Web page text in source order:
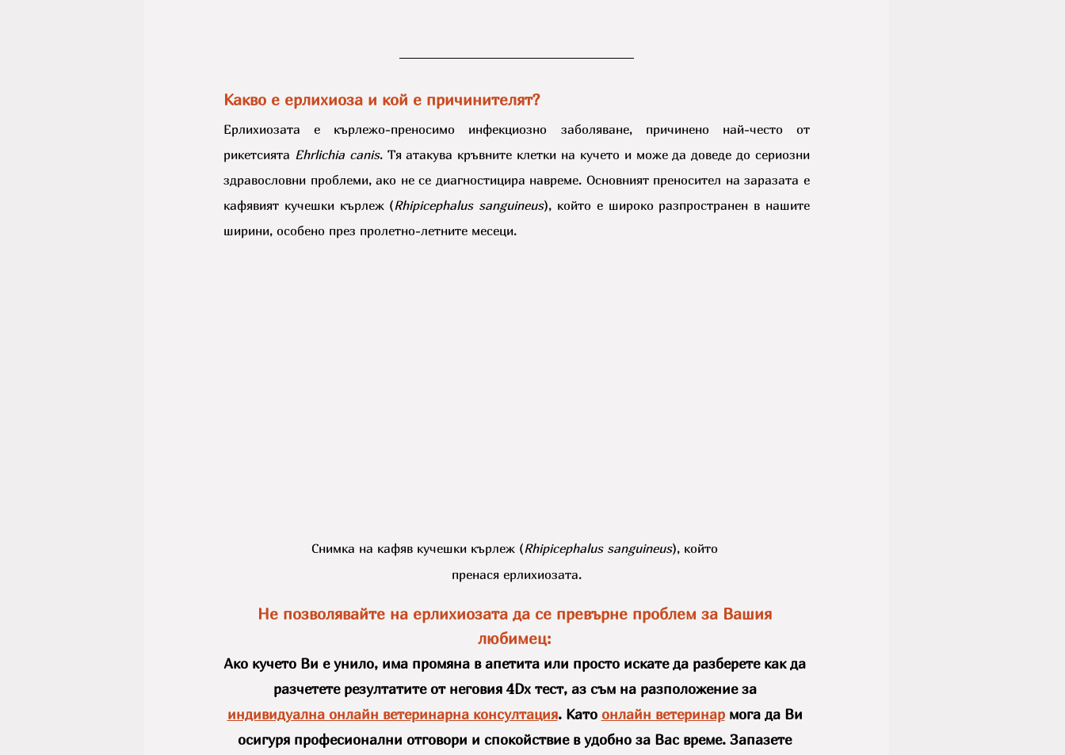
Какво е ерлихиоза и кой е причинителят?
Ерлихиозата е кърлежо-преносимо инфекциозно заболяване, причинено най-често от
рикетсията Ehrlichia canis. Тя атакува кръвните клетки на кучето и може да доведе до сериозни
здравословни проблеми, ако не се диагностицира навреме. Основният преносител на заразата е
кафявият кучешки кърлеж (Rhipicephalus sanguineus), който е широко разпространен в нашите
ширини, особено през пролетно-летните месеци.
Снимка на кафяв кучешки кърлеж (Rhipicephalus sanguineus), който
пренася ерлихиозата.
Не позволявайте на ерлихиозата да се превърне проблем за Вашия
любимец:
Ако кучето Ви е унило, има промяна в апетита или просто искате да разберете как да
разчетете резултатите от неговия 4Dx тест, аз съм на разположение за
индивидуална онлайн ветеринарна консултация. Като онлайн ветеринар мога да Ви
осигуря професионални отговори и спокойствие в удобно за Вас време. Запазете